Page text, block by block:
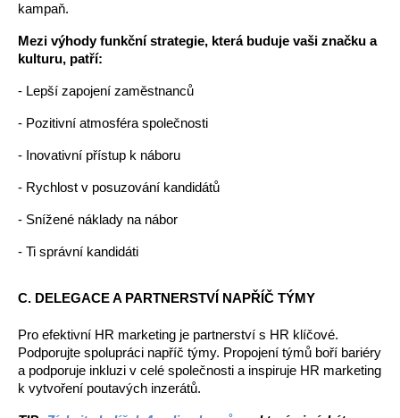
kampaň.
Mezi výhody funkční strategie, která buduje vaši značku a
kulturu, patří:
- Lepší zapojení zaměstnanců
- Pozitivní atmosféra společnosti
- Inovativní přístup k náboru
- Rychlost v posuzování kandidátů
- Snížené náklady na nábor
- Ti správní kandidáti
C. DELEGACE A PARTNERSTVÍ NAPŘÍČ TÝMY
Pro efektivní HR marketing je partnerství s HR klíčové.
Podporujte spolupráci napříč týmy. Propojení týmů boří bariéry
a podporuje inkluzi v celé společnosti a inspiruje HR marketing
k vytvoření poutavých inzerátů.